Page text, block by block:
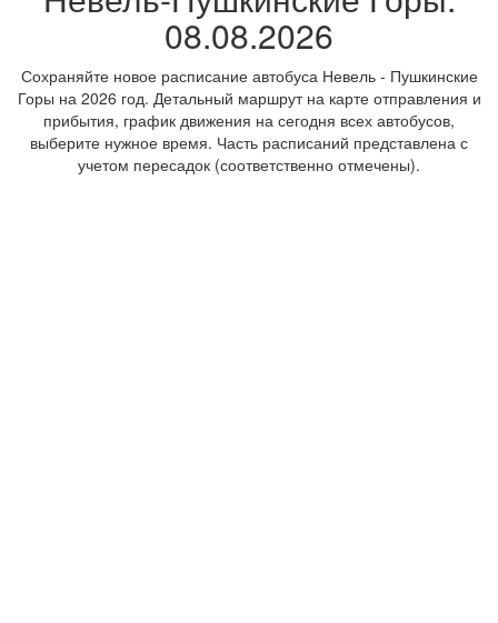
08.08.2026
Сохраняйте новое расписание автобуса Невель - Пушкинские
Горы на 2026 год. Детальный маршрут на карте отправления и
прибытия, график движения на сегодня всех автобусов,
выберите нужное время. Часть расписаний представлена с
учетом пересадок (соответственно отмечены).